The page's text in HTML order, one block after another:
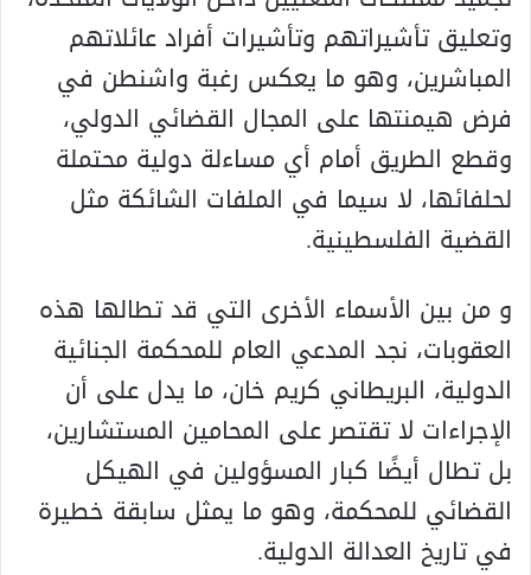
وتعليق تأشيراتهم وتأشيرات أفراد عائلاتهم
المباشرين، وهو ما يعكس رغبة واشنطن في
فرض هيمنتها على المجال القضائي الدولي،
وقطع الطريق أمام أي مساءلة دولية محتملة
لحلفائها، لا سيما في الملفات الشائكة مثل
القضية الفلسطينية.
و من بين الأسماء الأخرى التي قد تطالها هذه
العقوبات، نجد المدعي العام للمحكمة الجنائية
الدولية، البريطاني كريم خان، ما يدل على أن
الإجراءات لا تقتصر على المحامين المستشارين،
بل تطال أيضًا كبار المسؤولين في الهيكل
القضائي للمحكمة، وهو ما يمثل سابقة خطيرة
في تاريخ العدالة الدولية.